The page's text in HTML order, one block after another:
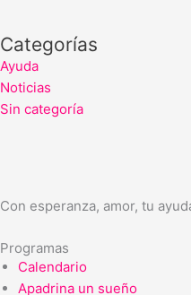
Categorías
Ayuda
Noticias
Sin categoría
Con esperanza, amor, tu
Programas
Calendario
Apadrina un sueño